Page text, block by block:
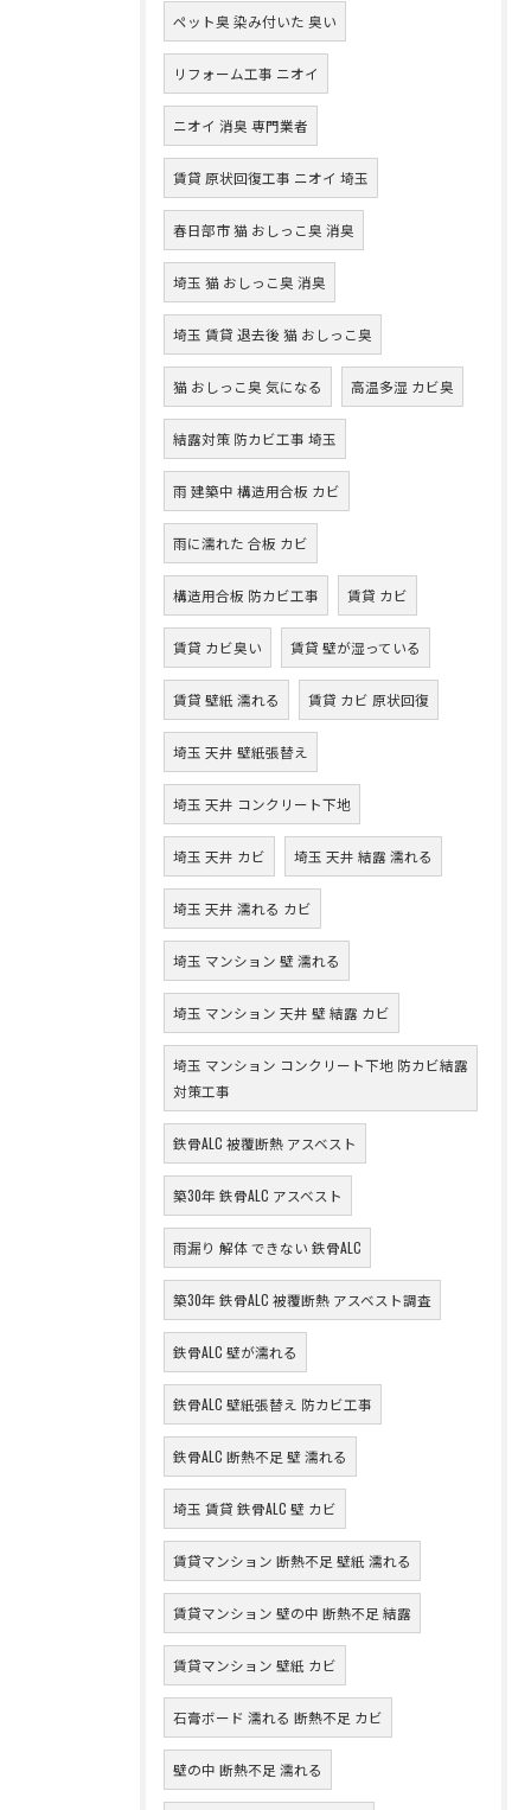
ペット臭 染み付いた 臭い
リフォーム工事 ニオイ
ニオイ 消臭 専門業者
賃貸 原状回復工事 ニオイ 埼玉
春日部市 猫 おしっこ臭 消臭
埼玉 猫 おしっこ臭 消臭
埼玉 賃貸 退去後 猫 おしっこ臭
猫 おしっこ臭 気になる 高温多湿 カビ臭
結露対策 防カビ工事 埼玉
雨 建築中 構造用合板 カビ
雨に濡れた 合板 カビ
構造用合板 防カビ工事 賃貸 カビ
賃貸 カビ臭い 賃貸 壁が湿っている
賃貸 壁紙 濡れる 賃貸 カビ 原状回復
埼玉 天井 壁紙張替え
埼玉 天井 コンクリート下地
埼玉 天井 カビ 埼玉 天井 結露 濡れる
埼玉 天井 濡れる カビ
埼玉 マンション 壁 濡れる
埼玉 マンション 天井 壁 結露 カビ
埼玉 マンション コンクリート下地 防カビ結露
対策工事
鉄骨ALC 被覆断熱 アスベスト
築30年 鉄骨ALC アスベスト
雨漏り 解体 できない 鉄骨ALC
築30年 鉄骨ALC 被覆断熱 アスベスト調査
鉄骨ALC 壁が濡れる
鉄骨ALC 壁紙張替え 防カビ工事
鉄骨ALC 断熱不足 壁 濡れる
埼玉 賃貸 鉄骨ALC 壁 カビ
賃貸マンション 断熱不足 壁紙 濡れる
賃貸マンション 壁の中 断熱不足 結露
賃貸マンション 壁紙 カビ
石膏ボード 濡れる 断熱不足 カビ
壁の中 断熱不足 濡れる